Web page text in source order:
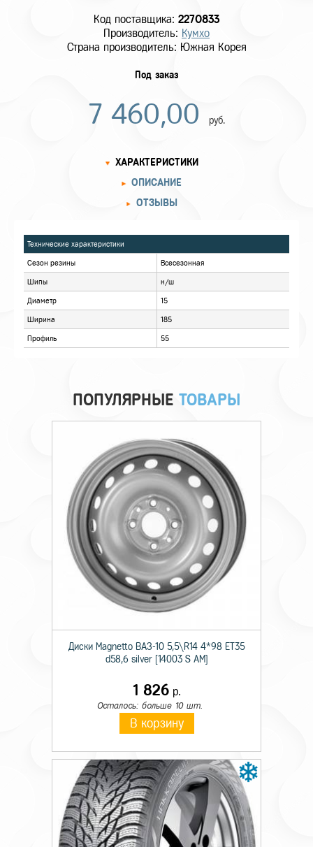
Код поставщика: 2270833
Производитель: Кумхо
Страна производитель: Южная Корея
Под заказ
7 460,00 руб.
ОПИСАНИЕ
ОТЗЫВЫ
Технические характеристики
185
Профиль 55
ПОПУЛЯРНЫЕ ТОВАРЫ
Диски Magnetto ВАЗ-10 5,5\R14 4*98 ET35
d58,6 silver [14003 S AM]
1 826р.
Осталось: больше 10 шт.
В корзину